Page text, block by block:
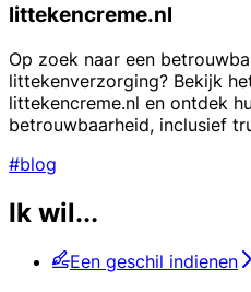
littekencreme.nl
Op zoek naar een
littekenverzorging? Bekijk
littekencreme.nl en ontdek
betrouwbaarheid, inclusief
#blog
Ik wil...
Een geschil indienen